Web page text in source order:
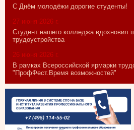
С Днём молодёжи дорогие студенты!
27 июня 2026 г.
Студент нашего колледжа вдохновил
трудоустройства
26 июня 2026 г.
В рамках Всероссийской ярмарки
"ПрофФест.Время возможностей"